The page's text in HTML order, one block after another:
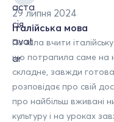
29 липня 2024
Італійська мова
Почала вчити
що потрапила саме на
складне, завжди
розповідає про свій
про найбільш вживані
культуру і на уроках